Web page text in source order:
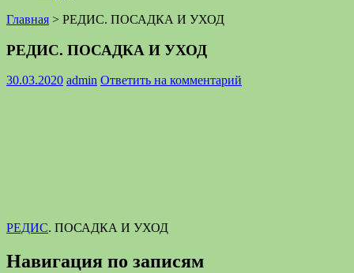
Главная > РЕДИС. ПОСАДКА И УХОД
РЕДИС. ПОСАДКА И УХОД
30.03.2020 admin Ответить на комментарий
РЕДИС. ПОСАДКА И УХОД
Навигация по записям